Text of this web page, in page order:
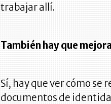
trabajar allí.
También hay que
Sí, hay que ver cómo se
documentos de